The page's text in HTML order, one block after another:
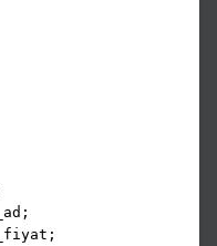
_ad;
_fiyat;